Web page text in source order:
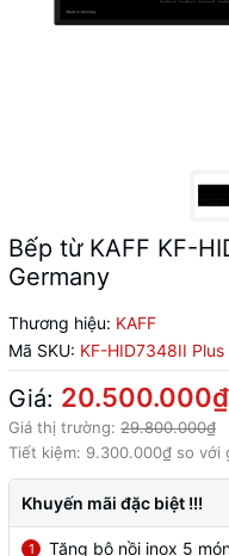
Bếp từ KAFF KF-
Germany
Thương hiệu: KAFF
Mã SKU: KF-HID7348II Plus
Giá: 20.500.000₫
Giá thị trường: 29.800.000₫
Tiết kiệm: 9.300.000₫ so với
Khuyến mãi đặc biệt !!!
1
Tặng bộ nồi inox 5